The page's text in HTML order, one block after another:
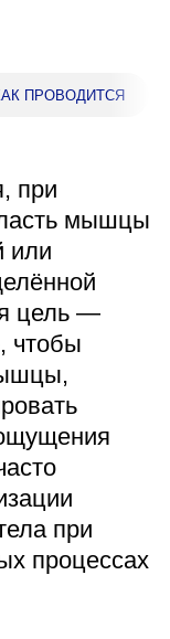
ПРОВОДИТСЯ
при
мышцы
или
цель —
чтобы
при
процессах